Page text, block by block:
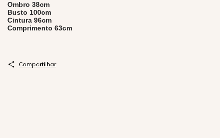
Ombro 38cm
Busto 100cm
Cintura 96cm
Comprimento 63cm
Compartilhar